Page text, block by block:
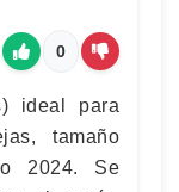
0
ideal para
tamaño
2024. Se